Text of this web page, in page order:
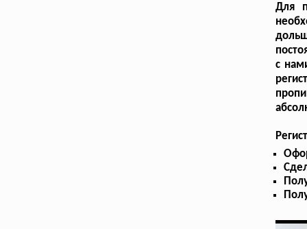
Для
с